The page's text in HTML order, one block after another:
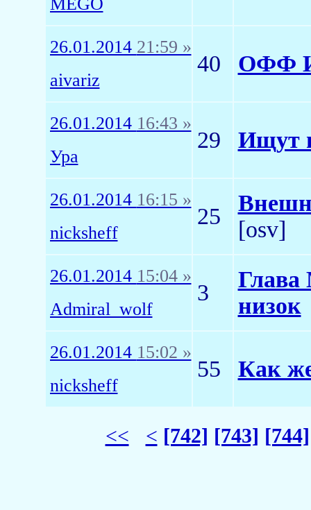
26.01.2014 21:59 »
aivariz
40 ОФФ
26.01.2014 16:43 »
Ура
29 Ищут
26.01.2014 16:15 »
nicksheff
25
[osv]
26.01.2014 15:04 »
Admiral_wolf
3
низок
26.01.2014 15:02 »
nicksheff
55 Как
<< < [742] [743] [744]